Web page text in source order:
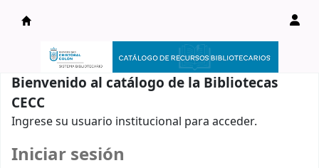
Catálogo en línea
Bienvenido al catálogo de la Bibliotecas
CECC
Ingrese su usuario institucional para acceder.
Iniciar sesión